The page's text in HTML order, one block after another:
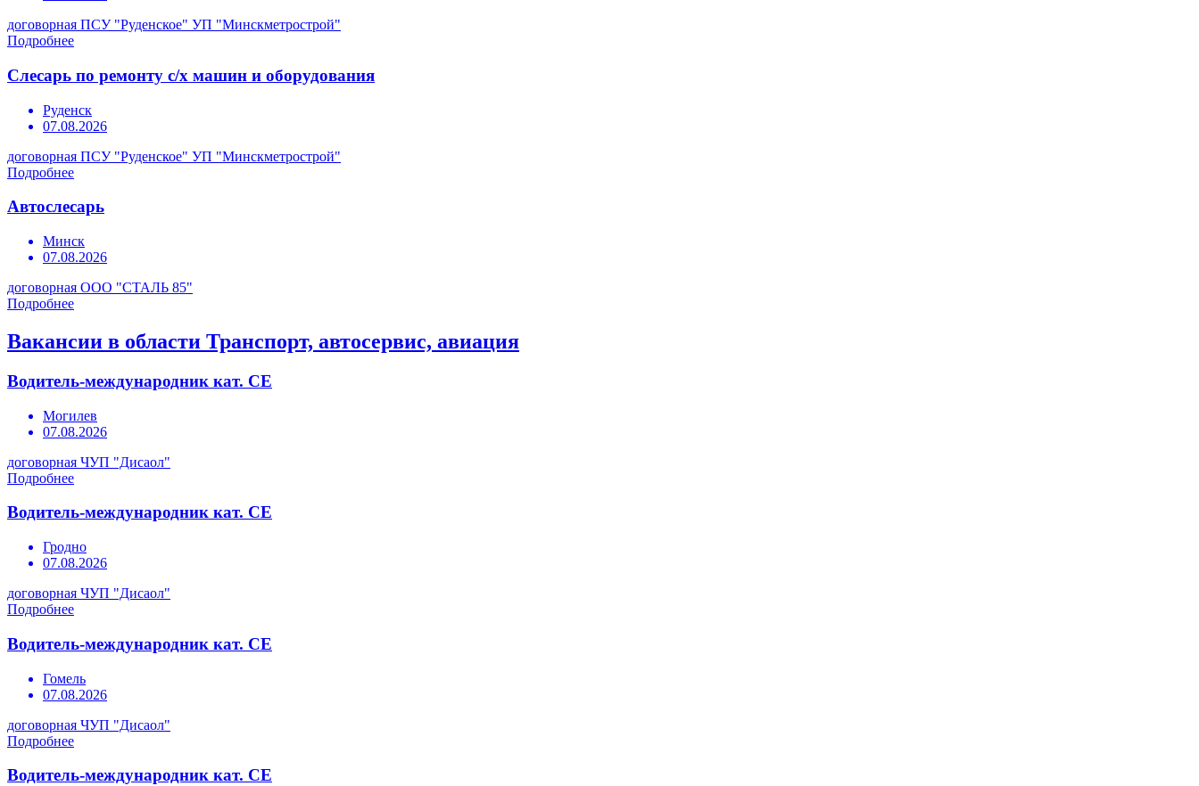
договорная ПСУ "Руденское" УП "Минскметрострой"
Подробнее
Слесарь по ремонту с/х машин и оборудования
Руденск
07.08.2026
договорная ПСУ "Руденское" УП "Минскметрострой"
Подробнее
Автослесарь
Минск
07.08.2026
договорная ООО "СТАЛЬ 85"
Подробнее
Вакансии в области Транспорт, автосервис, авиация
Водитель-международник кат. СЕ
Могилев
07.08.2026
договорная ЧУП "Дисаол"
Подробнее
Водитель-международник кат. СЕ
Гродно
07.08.2026
договорная ЧУП "Дисаол"
Подробнее
Водитель-международник кат. СЕ
Гомель
07.08.2026
договорная ЧУП "Дисаол"
Подробнее
Водитель-международник кат. СЕ